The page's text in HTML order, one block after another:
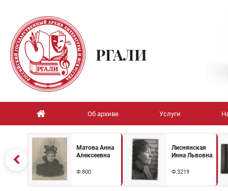
РГАЛИ
Об архиве Услуги
Матова Анна
Алексеевна
Ф.800
Лиснянская
Инна Львовна
Ф.3219